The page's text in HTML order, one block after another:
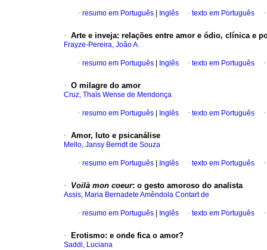
· resumo em Português Inglês · texto em Português ·
· Arte e inveja: relações entre amor e ódio, clínica e
Frayze-Pereira, João A.
· resumo em Português Inglês · texto em Português ·
· O milagre do amor
Cruz, Thaïs Wense de Mendonça
· resumo em Português Inglês · texto em Português ·
· Amor, luto e psicanálise
Mello, Jansy Berndt de Souza
· resumo em Português Inglês · texto em Português ·
· Voilà mon coeur: o gesto amoroso do analista
Assis, Maria Bernadete Amêndola Contart de
· resumo em Português Inglês · texto em Português ·
· Erotismo: e onde fica o amor?
Saddi, Luciana